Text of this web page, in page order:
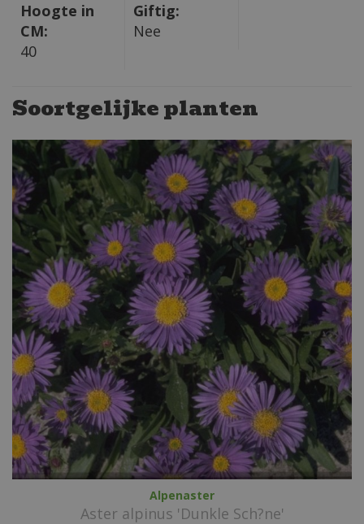
Hoogte in
CM:
40
Giftig:
Nee
Soortgelijke planten
Alpenaster
Aster alpinus 'Dunkle Sch?ne'